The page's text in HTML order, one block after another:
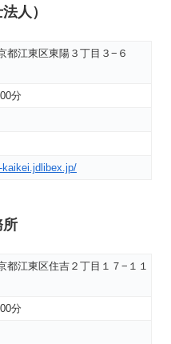
人）
都江東区東陽３丁目３−６
分
kaikei.jdlibex.jp/
所
都江東区住吉２丁目１７−１１
分